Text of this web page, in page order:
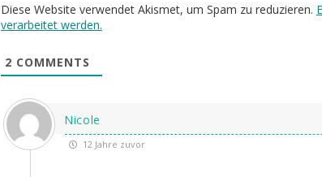
Diese Website verwendet Akismet, um Spam zu reduzieren.
verarbeitet werden.
2 COMMENTS
Nicole
12 Jahre zuvor